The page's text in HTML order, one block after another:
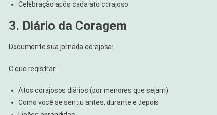
Celebração após cada ato corajoso
3. Diário da Coragem
Documente sua jornada corajosa:
O que registrar:
Atos corajosos diários (por menores que sejam)
Como você se sentiu antes, durante e depois